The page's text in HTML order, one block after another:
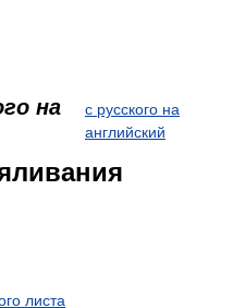
на
с русского на
английский
листа